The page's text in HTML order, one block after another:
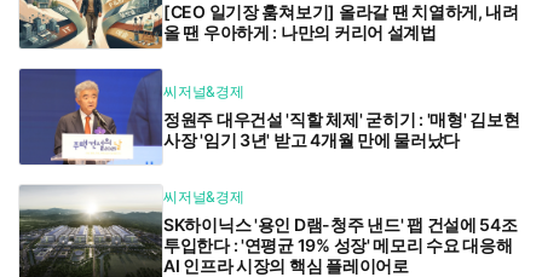
[CEO 일기장 훔쳐보기] 올라갈 땐 치열하게, 내려
올 땐 우아하게 : 나만의 커리어 설계법
씨저널&경제
정원주 대우건설 '직할 체제' 굳히기 : '매형' 김보현
사장 '임기 3년' 받고 4개월 만에 물러났다
씨저널&경제
SK하이닉스 '용인 D램-청주 낸드' 팹 건설에 54조
투입한다 : '연평균 19% 성장' 메모리 수요 대응해
AI 인프라 시장의 핵심 플레이어로